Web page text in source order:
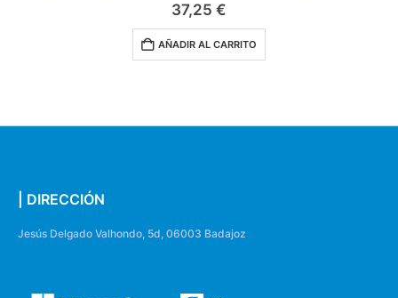
37,25 €
AÑADIR AL CARRITO
| DIRECCIÓN
Jesús Delgado Valhondo, 5d, 06003 Badajoz